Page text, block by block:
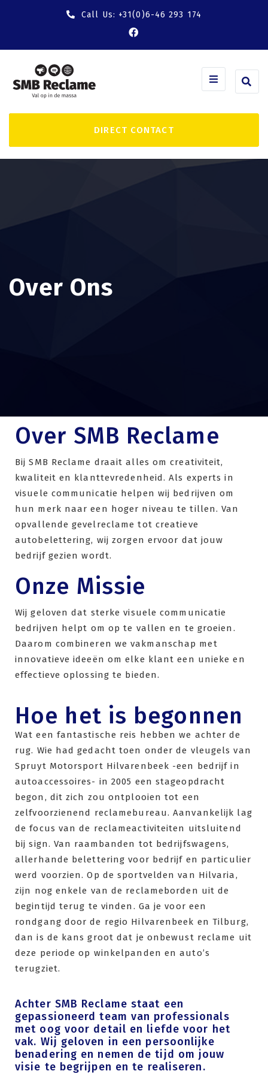
Call Us: +31(0)6-46 293 174
DIRECT CONTACT
Over Ons
Over SMB Reclame
Bij SMB Reclame draait alles om creativiteit,
kwaliteit en klanttevredenheid. Als experts in
visuele communicatie helpen wij bedrijven om
hun merk naar een hoger niveau te tillen. Van
opvallende gevelreclame tot creatieve
autobelettering, wij zorgen ervoor dat jouw
bedrijf gezien wordt.
Onze Missie
Wij geloven dat sterke visuele communicatie
bedrijven helpt om op te vallen en te groeien.
Daarom combineren we vakmanschap met
innovatieve ideeën om elke klant een unieke en
effectieve oplossing te bieden.
Hoe het is begonnen​
Wat een fantastische reis hebben we achter de
rug. Wie had gedacht toen onder de vleugels van
Spruyt Motorsport Hilvarenbeek -een bedrijf in
autoaccessoires- in 2005 een stageopdracht
begon, dit zich zou ontplooien tot een
zelfvoorzienend reclamebureau. Aanvankelijk lag
de focus van de reclameactiviteiten uitsluitend
bij sign. Van raambanden tot bedrijfswagens,
allerhande belettering voor bedrijf en particulier
werd voorzien. Op de sportvelden van Hilvaria,
zijn nog enkele van de reclameborden uit de
begintijd terug te vinden. Ga je voor een
rondgang door de regio Hilvarenbeek en Tilburg,
dan is de kans groot dat je onbewust reclame uit
deze periode op winkelpanden en auto’s
terugziet.
Achter SMB Reclame staat een
gepassioneerd team van professionals
met oog voor detail en liefde voor het
vak. Wij geloven in een persoonlijke
benadering en nemen de tijd om jouw
visie te begrijpen en te realiseren.